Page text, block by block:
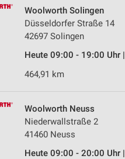
Woolworth Solingen
Düsseldorfer Straße 14
42697 Solingen
Heute 09:00 - 19:00 Uhr |
464,91 km
Woolworth Neuss
Niederwallstraße 2
41460 Neuss
Heute 09:00 - 20:00 Uhr |